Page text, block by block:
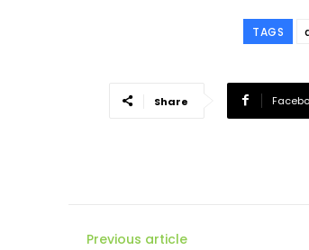
TAGS
Share
Previous article